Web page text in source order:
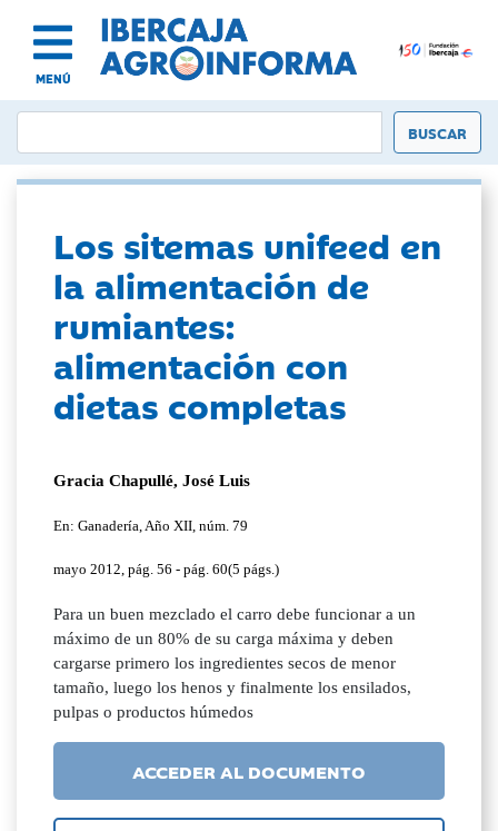
MENÚ
Los sitemas unifeed en
la alimentación de
rumiantes:
alimentación con
dietas completas
Gracia Chapullé, José Luis
En: Ganadería, Año XII, núm. 79
mayo 2012, pág. 56 - pág. 60(5 págs.)
Para un buen mezclado el carro debe funcionar a un
máximo de un 80% de su carga máxima y deben
cargarse primero los ingredientes secos de menor
tamaño, luego los henos y finalmente los ensilados,
pulpas o productos húmedos
ACCEDER AL DOCUMENTO